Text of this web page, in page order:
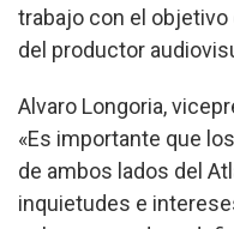
trabajo con el
del productor
Alvaro Longoria,
«Es importante que
de ambos lados del
inquietudes e